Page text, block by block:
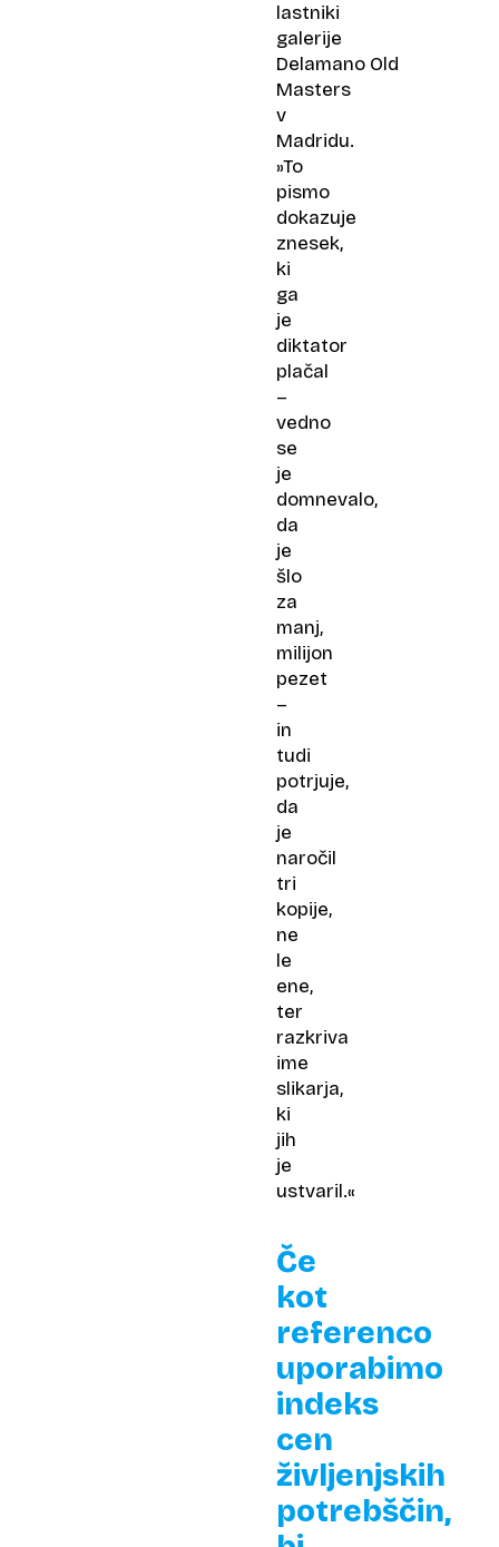
lastniki
galerije
Delamano Old
Masters
v
Madridu.
»To
pismo
dokazuje
znesek,
ki
ga
je
diktator
plačal
–
vedno
se
je
domnevalo,
da
je
šlo
za
manj,
milijon
pezet
–
in
tudi
potrjuje,
da
je
naročil
tri
kopije,
ne
le
ene,
ter
razkriva
ime
slikarja,
ki
jih
je
ustvaril.«
Če
kot
referenco
uporabimo
indeks
cen
življenjskih
potrebščin,